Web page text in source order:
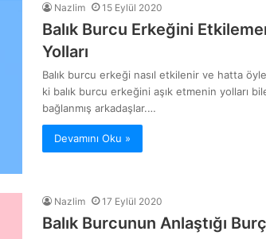
Nazlim 15 Eylül 2020
Balık Burcu Erkeğini
Yolları
Balık burcu erkeği nasıl etkilenir ve hatta
ki balık burcu erkeğini aşık etmenin yolları
bağlanmış arkadaşlar.…
Devamını Oku »
Nazlim 17 Eylül 2020
Balık Burcunun Anlaştığı